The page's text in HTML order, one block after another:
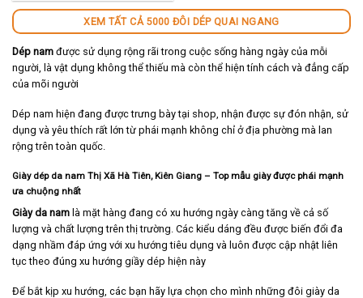
XEM TẤT CẢ 5000 ĐÔI DÉP QUAI NGANG
Dép nam được sử dụng rộng rãi trong cuộc sống hàng ngày của mỗi
người, là vật dụng không thể thiếu mà còn thể hiện tính cách và đẳng cấp
của mõi người
Dép nam hiện đang được trưng bày tại shop, nhận được sự đón nhận, sử
dụng và yêu thích rất lớn từ phái mạnh không chỉ ở địa phường mà lan
rộng trên toàn quốc.
Giày dép da nam Thị Xã Hà Tiên, Kiên Giang – Top mẫu giày được phái mạnh
ưa chuộng nhất
Giày da nam là mặt hàng đang có xu hướng ngày càng tăng về cả số
lượng và chất lượng trên thị trường. Các kiểu dáng đều được biến đổi đa
dạng nhầm đáp ứng với xu hướng tiêu dụng và luôn được cập nhật liên
tục theo đúng xu hướng giầy dép hiện này
Để bắt kịp xu hướng, các bạn hãy lựa chọn cho mình những đôi giày da